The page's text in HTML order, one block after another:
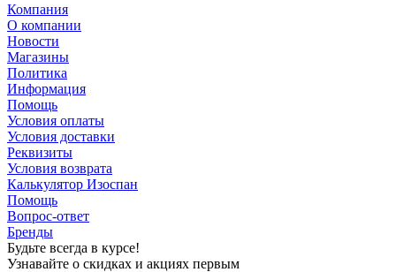
Компания
О компании
Новости
Магазины
Политика
Информация
Помощь
Условия оплаты
Условия доставки
Реквизиты
Условия возврата
Калькулятор Изоспан
Помощь
Вопрос-ответ
Бренды
Будьте всегда в курсе!
Узнавайте о скидках и акциях первым